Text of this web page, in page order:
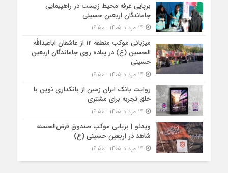
برپایی غرفه محیط زیست در راهپیمایی
جاماندگان اربعین حسینی
میزبانی موکب منطقه ۱۲ از عاشقان اباعبدالله
الحسین (ع) در پیاده روی جاماندگان اربعین
حسینی
روایت بانک ایران زمین از بانکداری نوین با
خلق تجربه برای مشتری
ویدئو | برپایی موکب صندوق قرض‌الحسنه
شاهد در اربعین حسینی (ع)